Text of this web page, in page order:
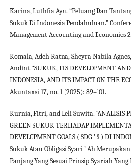
Karina, Luthfia Ayu. “Peluang Dan
Sukuk Di Indonesia Pendahuluan.”
Management Accounting and Economics
Komala, Adeh Ratna, Sheyra Nabila
Andini. “SUKUK, ITS DEVELOPMENT
INDONESIA, AND ITS IMPACT ON THE
Akuntansi 17, no. 1 (2025): 89–101.
Kurnia, Fitri, and Leli Suwita. “ANALISIS
GREEN SUKUK TERHADAP
DEVELOPMENT GOALS ( SDG ’ S ) DI
Sukuk Atau Obligasi Syari ’ Ah
Panjang Yang Sesuai Prinsip Syariah